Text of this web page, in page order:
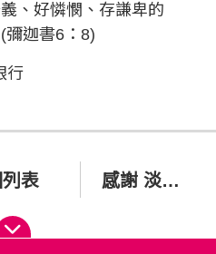
、好憐憫、存謙卑的
迦書6：8)
行
列表 感謝 淡江中學師生共享魚菜共生系統的成果與成品